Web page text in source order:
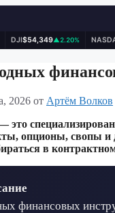
DJI$54,349▲2.20%
2026 от Артём Волков
это
опционы, свопы
в
финансовых